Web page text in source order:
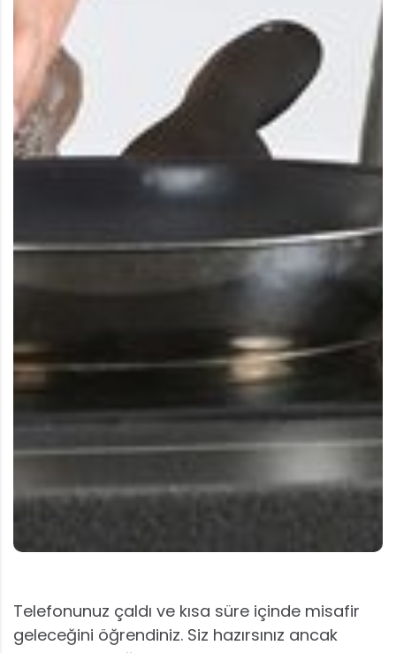
Telefonunuz çaldı ve kısa süre içinde misafir
geleceğini öğrendiniz. Siz hazırsınız ancak